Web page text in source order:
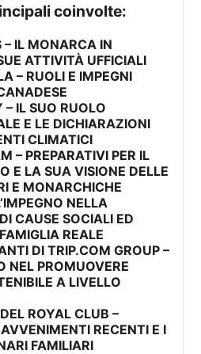
coinvolte:
– IL MONARCA IN
ATTIVITÀ UFFICIALI
– RUOLI E IMPEGNI
– IL SUO RUOLO
E LE DICHIARAZIONI
CLIMATICI
– PREPARATIVI PER IL
E LA SUA VISIONE DELLE
E MONARCHICHE
NELLA
CAUSE SOCIALI ED
REALE
DI TRIP.COM GROUP –
NEL PROMUOVERE
A LIVELLO
ROYAL CLUB –
RECENTI E I
FAMILIARI